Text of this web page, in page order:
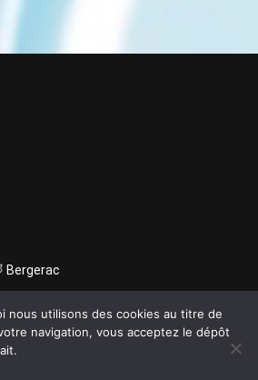
Bergerac
nous utilisons des cookies au titre de
navigation, vous acceptez le dépôt